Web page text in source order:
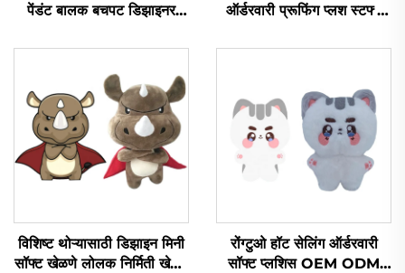
पेंडंट बालक बचपट डिझाइनर
खेळण्याचा कीचन
ऑर्डरवारी प्रूफिंग प्लश स्टफ्ड
विशिष्ट थोऱ्यासाठी डिझाइन मिनी
सॉफ्ट खेळणे लोलक निर्मिती खेळणे
रोंग्टुओ हॉट सेलिंग ऑर्डरवारी
सॉफ्ट प्लशिस OEM ODM